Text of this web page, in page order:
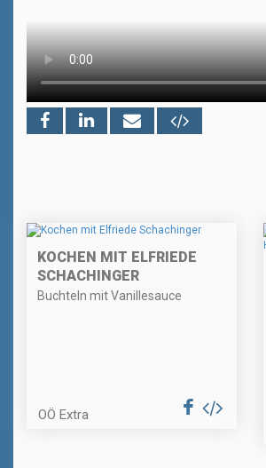
KOCHEN MIT ELFRIEDE
SCHACHINGER
Buchteln mit Vanillesauce
OÖ Extra